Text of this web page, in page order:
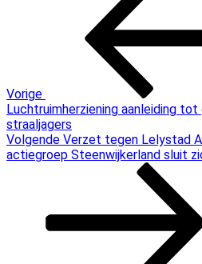
Vorige
Luchtruimherziening aanleiding
straaljagers
Volgend
bericht
Volgende Verzet tegen Lelystad
actiegroep Steenwijkerland sluit